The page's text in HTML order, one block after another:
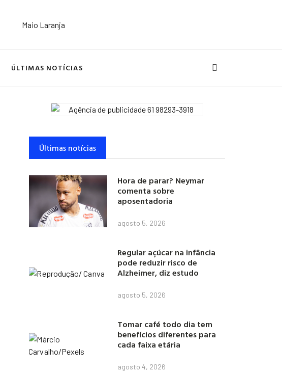
ÚLTIMAS NOTÍCIAS
Últimas notícias
Hora de parar? Neymar
comenta sobre
aposentadoria
agosto 5, 2026
Regular açúcar na infância
pode reduzir risco de
Alzheimer, diz estudo
agosto 5, 2026
Tomar café todo dia tem
benefícios diferentes para
cada faixa etária
agosto 4, 2026